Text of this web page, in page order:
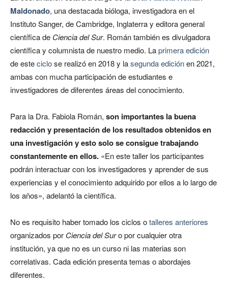
Maldonado, una destacada bióloga, investigadora en el
Instituto Sanger, de Cambridge, Inglaterra y editora general
científica de Ciencia del Sur. Román también es divulgadora
científica y columnista de nuestro medio. Laprimera edición
de esteciclose realizó en 2018 y lasegunda ediciónen 2021,
ambas con mucha participación de estudiantes e
investigadores de diferentes áreas del conocimiento.
Para la Dra. Fabiola Román, son importantes la buena
redacción y presentación de los resultados obtenidos en
una investigación y esto solo se consigue trabajando
constantemente en ellos. «En este taller los participantes
podrán interactuar con los investigadores y aprender de sus
experiencias y el conocimiento adquirido por ellos a lo largo de
los años», adelantó la científica.
No es requisito haber tomado los ciclos otalleres anteriores
organizados por Ciencia del Suro por cualquier otra
institución, ya que no es un curso ni las materias son
correlativas. Cada edición presenta temas o abordajes
diferentes.